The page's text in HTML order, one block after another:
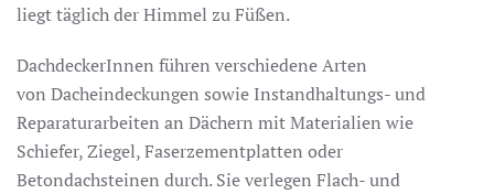
liegt täglich der Himmel zu Füßen.
DachdeckerInnen führen verschiedene Arten
von Dacheindeckungen sowie Instandhaltungs- und
Reparaturarbeiten an Dächern mit Materialien wie
Schiefer, Ziegel, Faserzementplatten oder
Betondachsteinen durch. Sie verlegen Flach- und